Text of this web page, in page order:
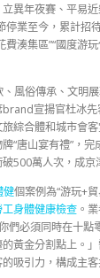
異年夜賽、平易
停業至今，累計招
費湊集區”“國度游
風俗傳承、文明
宣揚官杜冰
綜合體和城市會
“唐山宴有禮”，完
500萬人次，成京
健個案例為“游玩+
身體健康檢查 。
們必須同時在十點
黃金分割點上。
吸引力，構成主